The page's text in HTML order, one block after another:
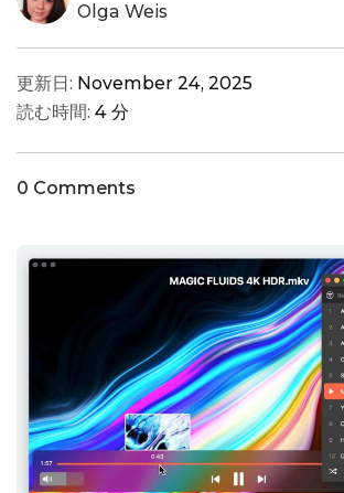
Olga Weis
更新日: November 24, 2025
読む時間: 4 分
0 Comments